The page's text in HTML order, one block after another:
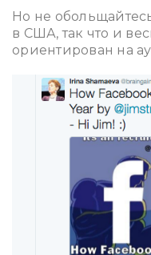
Но не
в США, так что и
ориентирован на